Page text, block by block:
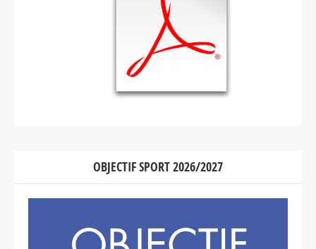
OBJECTIF SPORT 2026/2027